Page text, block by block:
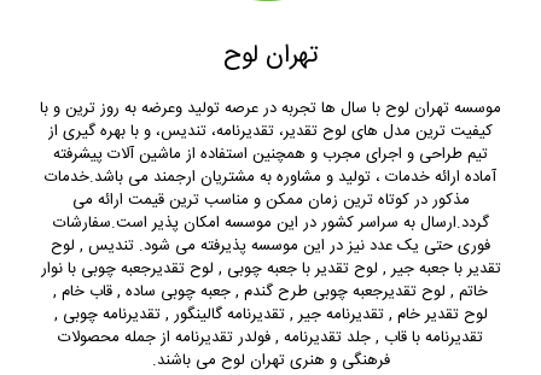
تهران لوح
موسسه تهران لوح با سال ها تجربه در عرصه تولید وعرضه به روز ترین و با
کیفیت ترین مدل های لوح تقدیر، تقدیرنامه، تندیس، و با بهره گیری از
تیم طراحی و اجرای مجرب و همچنین استفاده از ماشین آلات پیشرفته
آماده ارائه خدمات ، تولید و مشاوره به مشتریان ارجمند می باشد.خدمات
مذکور در کوتاه ترین زمان ممکن و مناسب ترین قیمت ارائه می
گردد.ارسال به سراسر کشور در این موسسه امکان پذیر است.سفارشات
فوری حتی یک عدد نیز در این موسسه پذیرفته می شود. تندیس , لوح
تقدیر با جعبه جیر , لوح تقدیر با جعبه چوبی , لوح تقدیرجعبه چوبی با نوار
خاتم , لوح تقدیرجعبه چوبی طرح گندم , جعبه چوبی ساده , قاب خام ,
لوح تقدیر خام , تقدیرنامه جیر , تقدیرنامه گالینگور , تقدیرنامه چوبی ,
تقدیرنامه با قاب , جلد تقدیرنامه , فولدر تقدیرنامه از جمله محصولات
فرهنگی و هنری تهران لوح می باشند.